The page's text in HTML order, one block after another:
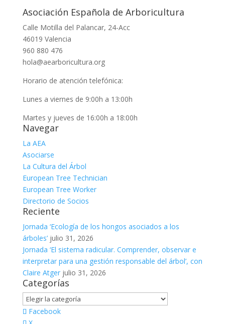
Asociación Española de Arboricultura
Calle Motilla del Palancar, 24-Acc
46019 Valencia
960 880 476
hola@aearboricultura.org
Horario de atención telefónica:
Lunes a viernes de 9:00h a 13:00h
Martes y jueves de 16:00h a 18:00h
Navegar
La AEA
Asociarse
La Cultura del Árbol
European Tree Technician
European Tree Worker
Directorio de Socios
Reciente
Jornada ‘Ecología de los hongos asociados a los
árboles’ julio 31, 2026
Jornada ‘El sistema radicular. Comprender, observar e
interpretar para una gestión responsable del árbol’, con
Claire Atger julio 31, 2026
Categorías
Categorías
Facebook